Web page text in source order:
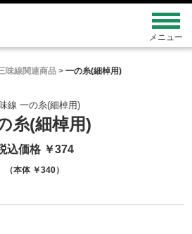
味線関連商品 > 一の糸(細棹用)
線 一の糸(細棹用)
糸(細棹用)
込価格 ￥374
（本体 ￥340）